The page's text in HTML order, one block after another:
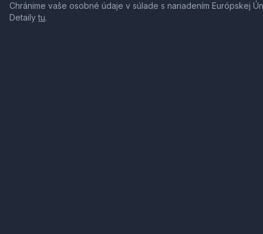
Chránime vaše osobné údaje v súlade s nariadením Európskej
Detailytu.